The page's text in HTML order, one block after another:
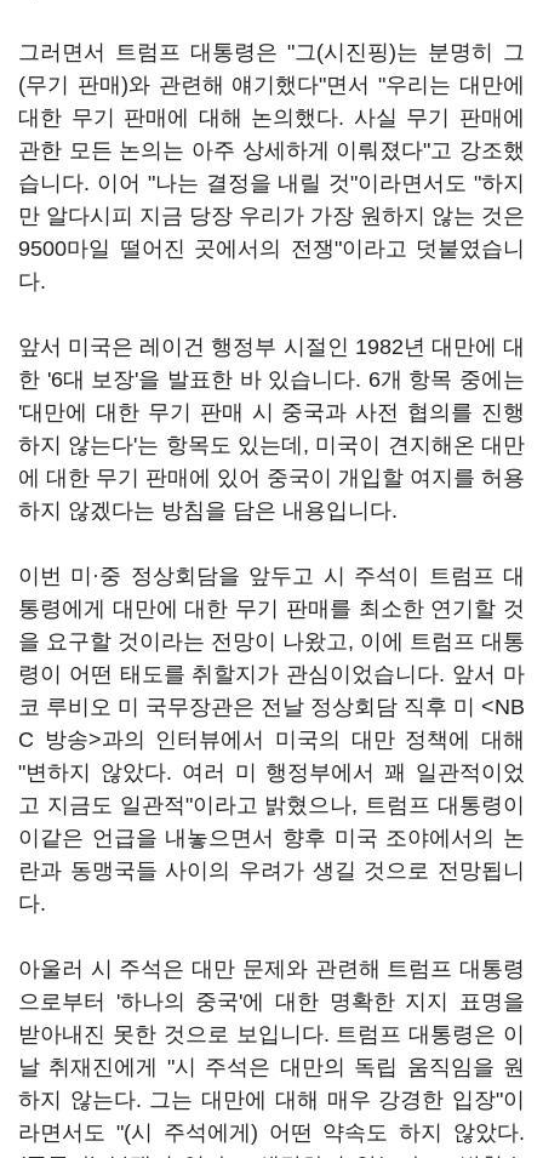
그러면서 트럼프 대통령은 "그(시진핑)는 분명히 그
(무기 판매)와 관련해 얘기했다"면서 "우리는 대만에
대한 무기 판매에 대해 논의했다. 사실 무기 판매에
관한 모든 논의는 아주 상세하게 이뤄졌다"고 강조했
습니다. 이어 "나는 결정을 내릴 것"이라면서도 "하지
만 알다시피 지금 당장 우리가 가장 원하지 않는 것은
9500마일 떨어진 곳에서의 전쟁"이라고 덧붙였습니
다.
앞서 미국은 레이건 행정부 시절인 1982년 대만에 대
한 '6대 보장'을 발표한 바 있습니다. 6개 항목 중에는
'대만에 대한 무기 판매 시 중국과 사전 협의를 진행
하지 않는다'는 항목도 있는데, 미국이 견지해온 대만
에 대한 무기 판매에 있어 중국이 개입할 여지를 허용
하지 않겠다는 방침을 담은 내용입니다.
이번 미·중 정상회담을 앞두고 시 주석이 트럼프 대
통령에게 대만에 대한 무기 판매를 최소한 연기할 것
을 요구할 것이라는 전망이 나왔고, 이에 트럼프 대통
령이 어떤 태도를 취할지가 관심이었습니다. 앞서 마
코 루비오 미 국무장관은 전날 정상회담 직후 미 <NB
C 방송>과의 인터뷰에서 미국의 대만 정책에 대해
"변하지 않았다. 여러 미 행정부에서 꽤 일관적이었
고 지금도 일관적"이라고 밝혔으나, 트럼프 대통령이
이같은 언급을 내놓으면서 향후 미국 조야에서의 논
란과 동맹국들 사이의 우려가 생길 것으로 전망됩니
다.
아울러 시 주석은 대만 문제와 관련해 트럼프 대통령
으로부터 '하나의 중국'에 대한 명확한 지지 표명을
받아내진 못한 것으로 보입니다. 트럼프 대통령은 이
날 취재진에게 "시 주석은 대만의 독립 움직임을 원
하지 않는다. 그는 대만에 대해 매우 강경한 입장"이
라면서도 "(시 주석에게) 어떤 약속도 하지 않았다.